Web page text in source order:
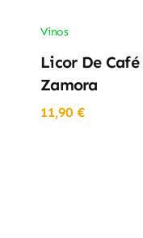
Vinos
Licor De
Zamora
11,90 €